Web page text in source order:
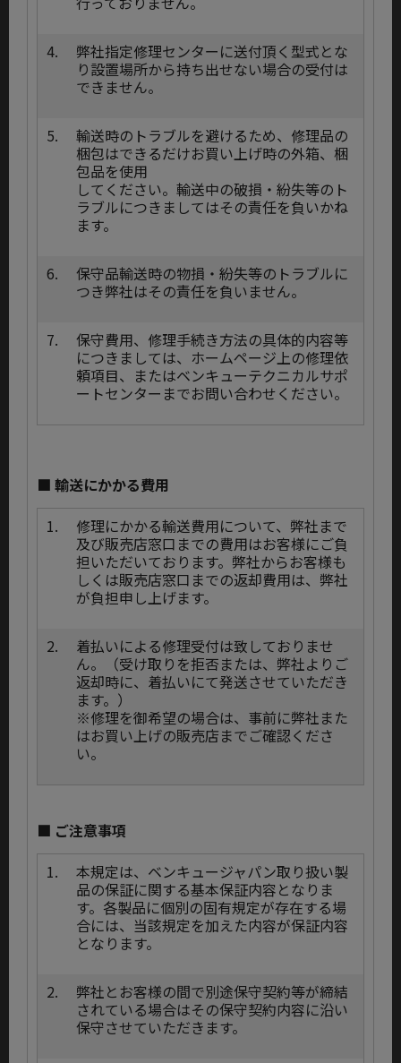
4.
弊社指定修理センターに送付頂く型式とな
り設置場所から持ち出せない場合の受付は
できません。
5.
輸送時のトラブルを避けるため、修理品の
梱包はできるだけお買い上げ時の外箱、梱
包品を使用
してください。輸送中の破損・紛失等のト
ラブルにつきましてはその責任を負いかね
ます。
6.
保守品輸送時の物損・紛失等のトラブルに
つき弊社はその責任を負いません。
7.
保守費用、修理手続き方法の具体的内容等
につきましては、ホームページ上の修理依
頼項目、またはベンキューテクニカルサポ
ートセンターまでお問い合わせください。
■ 輸送にかかる費用
1.
修理にかかる輸送費用について、弊社まで
及び販売店窓口までの費用はお客様にご負
担いただいております。弊社からお客様も
しくは販売店窓口までの返却費用は、弊社
が負担申し上げます。
2.
着払いによる修理受付は致しておりませ
ん。（受け取りを拒否または、弊社よりご
返却時に、着払いにて発送させていただき
ます。）
※修理を御希望の場合は、事前に弊社また
はお買い上げの販売店までご確認くださ
い。
■ ご注意事項
1.
本規定は、ベンキュージャパン取り扱い製
品の保証に関する基本保証内容となりま
す。各製品に個別の固有規定が存在する場
合には、当該規定を加えた内容が保証内容
となります。
2.
弊社とお客様の間で別途保守契約等が締結
されている場合はその保守契約内容に沿い
保守させていただきます。